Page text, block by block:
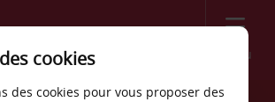
Menu
cookies
des cookies pour vous proposer des